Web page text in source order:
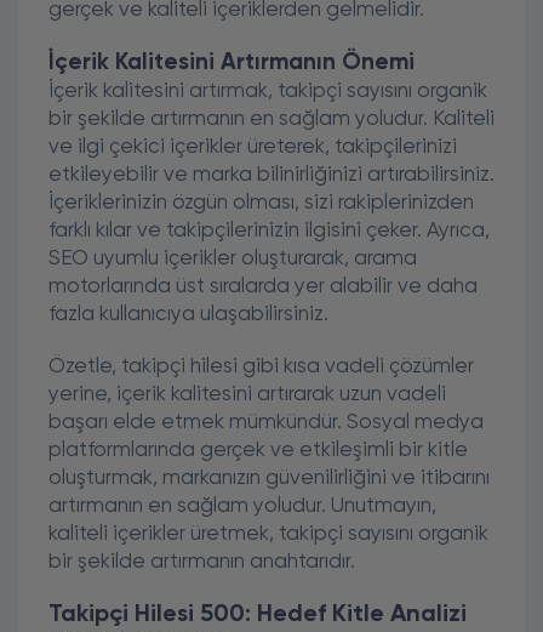
gerçek ve kaliteli içeriklerden gelmelidir.
İçerik Kalitesini Artırmanın Önemi
İçerik kalitesini artırmak, takipçi sayısını organik
bir şekilde artırmanın en sağlam yoludur. Kaliteli
ve ilgi çekici içerikler üreterek, takipçilerinizi
etkileyebilir ve marka bilinirliğinizi artırabilirsiniz.
İçeriklerinizin özgün olması, sizi rakiplerinizden
farklı kılar ve takipçilerinizin ilgisini çeker. Ayrıca,
SEO uyumlu içerikler oluşturarak, arama
motorlarında üst sıralarda yer alabilir ve daha
fazla kullanıcıya ulaşabilirsiniz.
Özetle, takipçi hilesi gibi kısa vadeli çözümler
yerine, içerik kalitesini artırarak uzun vadeli
başarı elde etmek mümkündür. Sosyal medya
platformlarında gerçek ve etkileşimli bir kitle
oluşturmak, markanızın güvenilirliğini ve itibarını
artırmanın en sağlam yoludur. Unutmayın,
kaliteli içerikler üretmek, takipçi sayısını organik
bir şekilde artırmanın anahtarıdır.
Takipçi Hilesi 500: Hedef Kitle Analizi